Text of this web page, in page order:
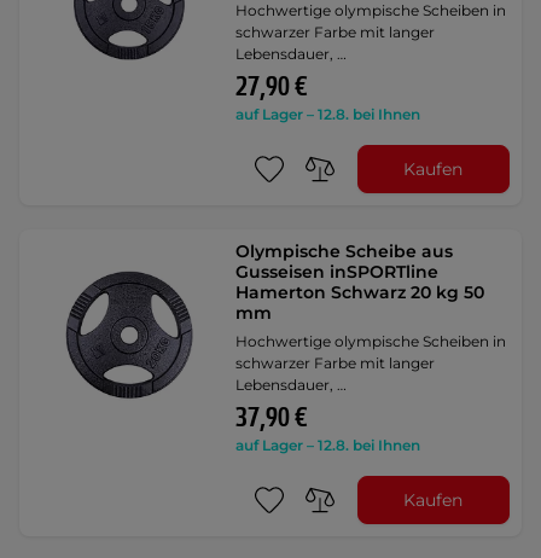
Hochwertige olympische Scheiben in
schwarzer Farbe mit langer
Lebensdauer, …
27,90 €
auf Lager – 12.8. bei Ihnen
Kaufen
Olympische Scheibe aus
Gusseisen inSPORTline
Hamerton Schwarz 20 kg 50
mm
Hochwertige olympische Scheiben in
schwarzer Farbe mit langer
Lebensdauer, …
37,90 €
auf Lager – 12.8. bei Ihnen
Kaufen